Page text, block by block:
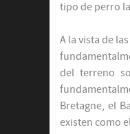
tipo de perro
A la vista de
del terreno
Bretagne, el
existen como